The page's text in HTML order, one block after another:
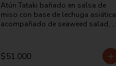
Atún Tataki bañado en salsa de
miso con base de lechuga asiática
acompañado de seaweed salad,
$51.000